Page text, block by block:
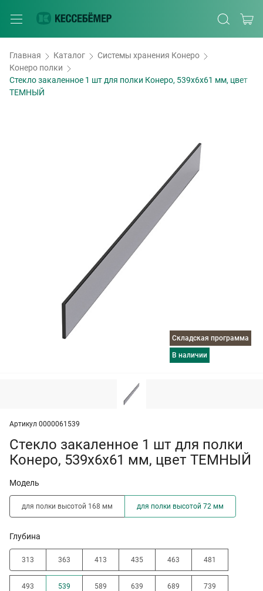
Главная Каталог
Системы хранения Конеро
Конеро полки
Стекло закаленное 1 шт для полки Конеро, 539х6х61 мм, цвет
ТЕМНЫЙ
Складская программа
в наличии
Артикул 0000061539
Стекло закаленное 1 шт для полки
Конеро, 539х6х61 мм, цвет ТЕМНЫЙ
Модель
для полки высотой 168 мм для полки высотой 72 мм
Глубина
313 363 413 435 463 481
493 539 589 639 689 739